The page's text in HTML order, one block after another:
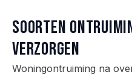
Soorten
verzorgen
Woningontruiming na